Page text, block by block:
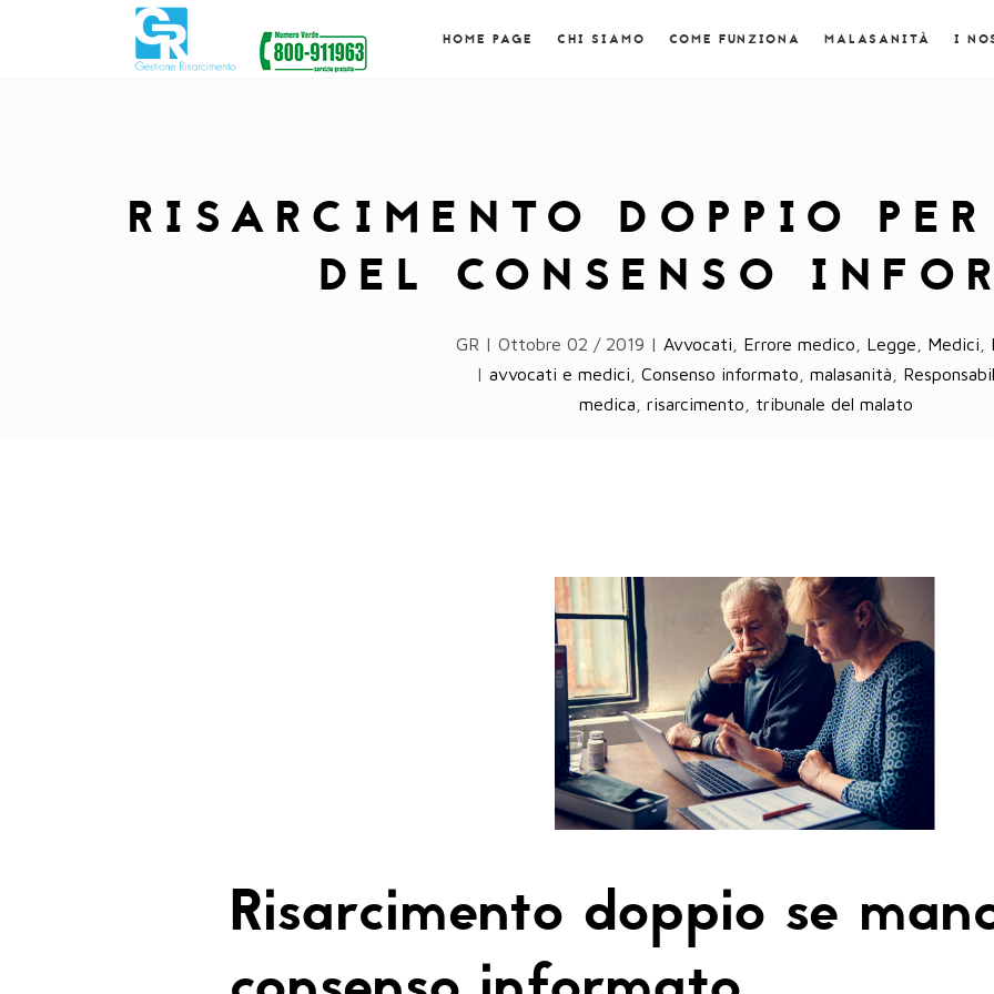
HOME PAGE CHI SIAMO COME FUNZIONA MALASANITÀ I
RISARCIMENTO DOPPIO
DEL CONSENSO
GR | Ottobre 02 / 2019 | Avvocati Errore medico Legge Medici
| avvocati e medici Consenso informato malasanità
medica
risarcimento tribunale del malato
Risarcimento doppio se